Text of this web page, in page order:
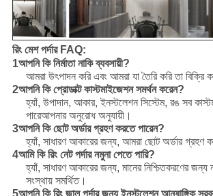
রিং মেশ পর্দার FAQ:
1আপনি কি নির্মাতা নাকি ব্যবসায়ী?
আমরা উৎপাদন করি এবং আমরা যা তৈরি করি তা বিক্রি
2আপনি কি প্রোডাক্ট কাস্টমাইজেশন সমর্থন করেন?
হ্যাঁ, উপাদান, আকার, ইনস্টলেশন সিস্টেম, রঙ সব
পারেআপনার অনুরোধ অনুযায়ী।
3আপনি কি ছোট অর্ডার গ্রহণ করতে পারেন?
হ্যাঁ, সাধারণ আকারের জন্য, আমরা ছোট অর্ডার গ্রহণ
4আমি কি রিং নেট পর্দার নমুনা পেতে পারি?
হ্যাঁ, সাধারণ আকারের জন্য, মানের নিশ্চিতকরণের জন্য
সংস্থায় সমর্থিত।